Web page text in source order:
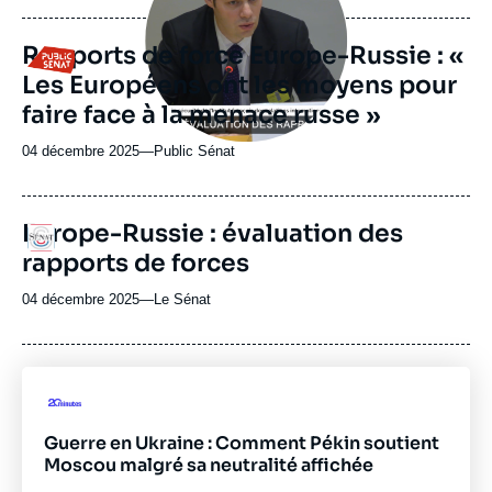
journal,
revue
ou
émission
Logo
Rapports de force Europe-Russie : «
Les Européens ont les moyens pour
faire face à la menace russe »
04 décembre 2025—Nom
journal,
ou
émission
Public Sénat
Logo
Europe-Russie : évaluation des
rapports de forces
04 décembre 2025—Nom
journal,
Le Sénat
Logo
Guerre en Ukraine : Comment Pékin soutient
Moscou malgré sa neutralité affichée